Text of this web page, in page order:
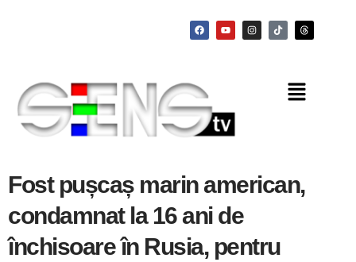
Fost pușcaș marin american,
condamnat la 16 ani de
închisoare în Rusia, pentru